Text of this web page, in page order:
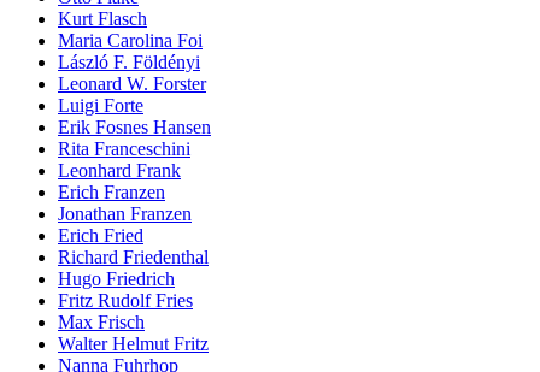
Kurt Flasch
Maria Carolina Foi
László F. Földényi
Leonard W. Forster
Luigi Forte
Erik Fosnes Hansen
Rita Franceschini
Leonhard Frank
Erich Franzen
Jonathan Franzen
Erich Fried
Richard Friedenthal
Hugo Friedrich
Fritz Rudolf Fries
Max Frisch
Walter Helmut Fritz
Nanna Fuhrhop